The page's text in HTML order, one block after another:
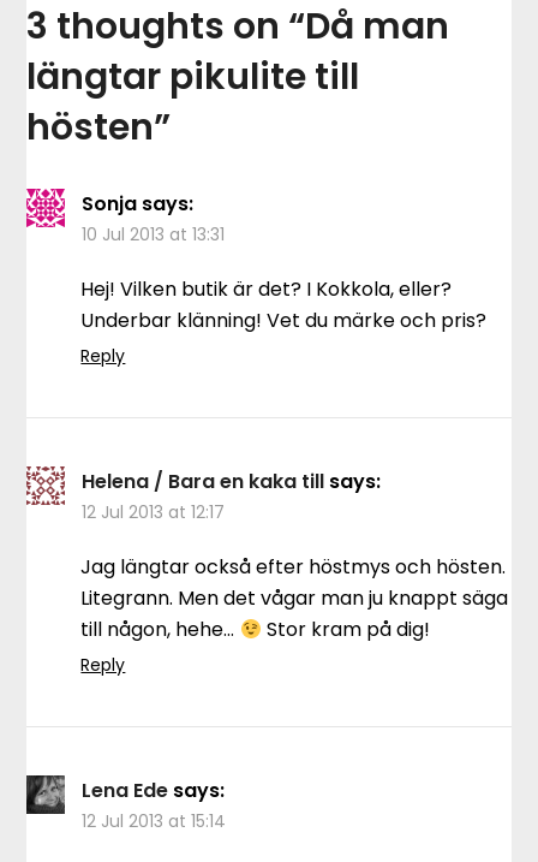
3 thoughts on “Då man
längtar pikulite till
hösten”
Sonja says:
10 Jul 2013 at 13:31
Hej! Vilken butik är det? I Kokkola, eller?
Underbar klänning! Vet du märke och pris?
Reply
Helena / Bara en kaka till says:
12 Jul 2013 at 12:17
Jag längtar också efter höstmys och hösten.
Litegrann. Men det vågar man ju knappt säga
till någon, hehe…
Stor kram på dig!
Reply
Lena Ede says:
12 Jul 2013 at 15:14